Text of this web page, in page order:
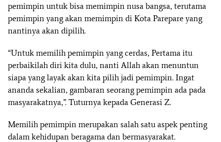
pemimpin untuk bisa memimpin nusa bangsa, terutama
pemimpin yang akan memimpin di Kota Parepare yang
nantinya akan dipilih.
“Untuk memilih pemimpin yang cerdas, Pertama itu
perbaikilah diri kita dulu, nanti Allah akan menuntun
siapa yang layak akan kita pilih jadi pemimpin. Ingat
ananda sekalian, gambaran seorang pemimpin ada pada
masyarakatnya,”. Tuturnya kepada Generasi Z.
Memilih pemimpin merupakan salah satu aspek penting
dalam kehidupan beragama dan bermasyarakat.